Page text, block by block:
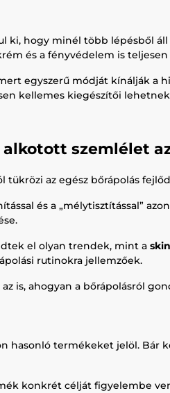
ki, hogy minél több lépésből
és a fényvédelem is
egyszerű módját kínálják a
kellemes kiegészítői
szemlélet
tükrözi az egész bőrápolás
és a „mélytisztítással”
el olyan trendek, mint a
rutinokra jellemzőek.
is, ahogyan a bőrápolásról
hasonló termékeket jelöl.
konkrét célját figyelembe